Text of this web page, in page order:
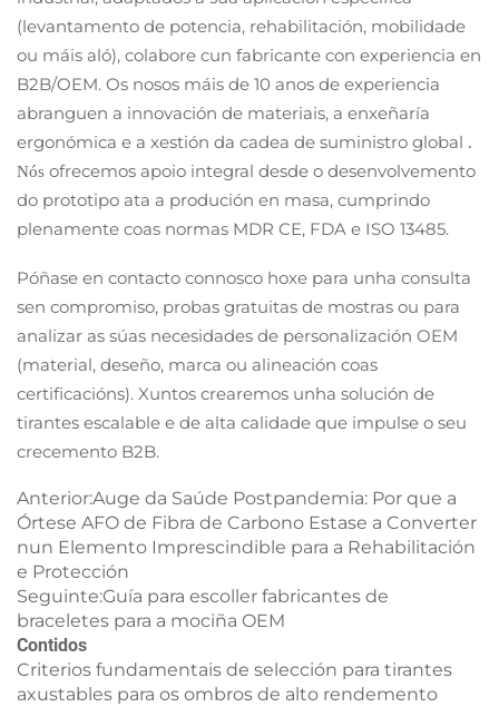
(levantamento de potencia, rehabilitación, mobilidade
ou máis aló), colabore cun fabricante con experiencia en
B2B/OEM. Os nosos máis de 10 anos de experiencia
abranguen a innovación de materiais, a enxeñaría
ergonómica e a xestión da cadea de suministro global .
Nós ofrecemos apoio integral desde o desenvolvemento
do prototipo ata a produción en masa, cumprindo
plenamente coas normas MDR CE, FDA e ISO 13485.
Póñase en contacto connosco hoxe para unha consulta
sen compromiso, probas gratuitas de mostras ou para
analizar as súas necesidades de personalización OEM
(material, deseño, marca ou alineación coas
certificacións). Xuntos crearemos unha solución de
tirantes escalable e de alta calidade que impulse o seu
crecemento B2B.
Anterior:Auge da Saúde Postpandemia: Por que a
Órtese AFO de Fibra de Carbono Estase a Converter
nun Elemento Imprescindible para a Rehabilitación
e Protección
Seguinte:Guía para escoller fabricantes de
braceletes para a mociña OEM
Contidos
Criterios fundamentais de selección para tirantes
axustables para os ombros de alto rendemento